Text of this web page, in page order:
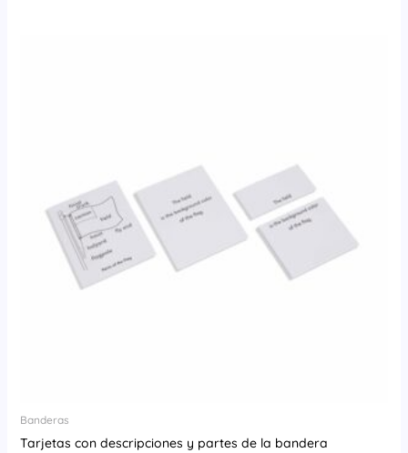
Banderas
Tarjetas con descripciones y partes de la bandera